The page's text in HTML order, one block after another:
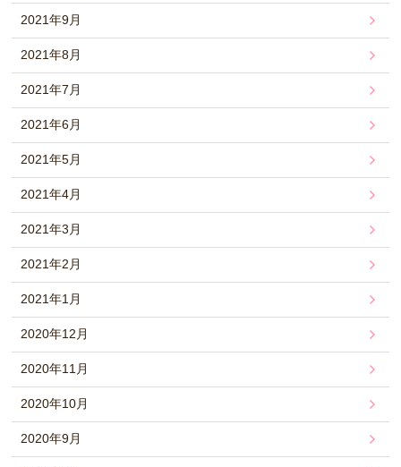
2021年9月
2021年8月
2021年7月
2021年6月
2021年5月
2021年4月
2021年3月
2021年2月
2021年1月
2020年12月
2020年11月
2020年10月
2020年9月